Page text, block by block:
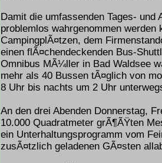
Damit die umfassenden Tages- und
problemlos wahrgenommen
CampingplÃ¤tzen, dem
einen flÃ¤chendeckenden Bus-
Omnibus MÃ¼ller in Bad Waldsee
mehr als 40 Bussen tÃ¤glich von
8 Uhr bis nachts um 2 Uhr
An den drei Abenden Donnerstag,
10.000 Quadratmeter grÃ¶ÃŸten
ein Unterhaltungsprogramm vom
zusÃ¤tzlich geladenen GÃ¤sten